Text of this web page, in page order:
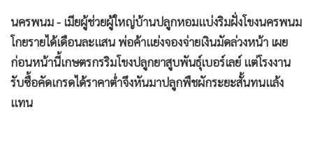
• กีฬา
• ต่างประเทศ
• Special Scoop
• เศรษฐกิจ-ธุรกิจ
• จีน
นครพนม - เมียผู้ช่วยผู้ใหญ่บ้านปลูกหอมแบ่งริมฝั่งโขงนครพนม
โกยรายได้เดือนละแสน พ่อค้าแย่งจองจ่ายเงินมัดล่วงหน้า เผย
ก่อนหน้านี้เกษตรกรริมโขงปลูกยาสูบพันธุ์เบอร์เลย์ แต่โรงงาน
รับซื้อคัดเกรดได้ราคาต่ำจึงหันมาปลูกพืชผักระยะสั้นทนแล้ง
แทน